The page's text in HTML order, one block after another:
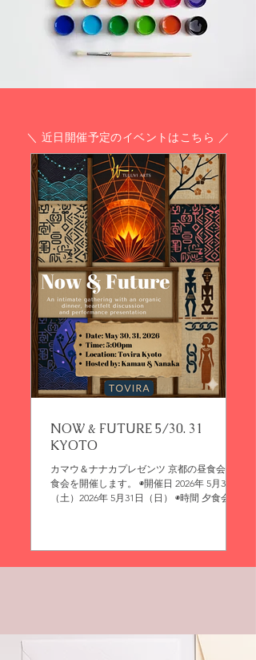
＼ ​近日開催予定のイベントはこちら ／
NOW & FUTURE 5/30. 31
KYOTO
カマウ＆ナナカプレゼンツ 京都の昼食会・夕
食会を開催します。 ◉開催日 2026年 5月30日
（土）2026年 5月31日（日） ◉時間 夕食会 ｜
会｜2,500円 ◉FOOD & DRINK ブラジルとバ
マデーのオーガニックハーブ農園のくハーブ